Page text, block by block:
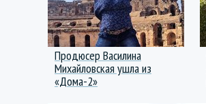
Продюсер Василина
Михайловская ушла из
«Дома-2»